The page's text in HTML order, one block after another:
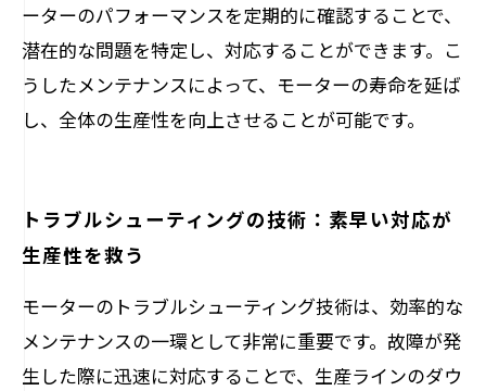
ーターのパフォーマンスを定期的に確認することで、
潜在的な問題を特定し、対応することができます。こ
うしたメンテナンスによって、モーターの寿命を延ば
し、全体の生産性を向上させることが可能です。
トラブルシューティングの技術：素早い対応が
生産性を救う
モーターのトラブルシューティング技術は、効率的な
メンテナンスの一環として非常に重要です。故障が発
生した際に迅速に対応することで、生産ラインのダウ